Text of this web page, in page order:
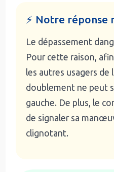
⚡ Notre réponse
Le dépassement
Pour cette raison,
les autres usagers de
doublement ne peut
gauche. De plus, le
de signaler sa
clignotant.